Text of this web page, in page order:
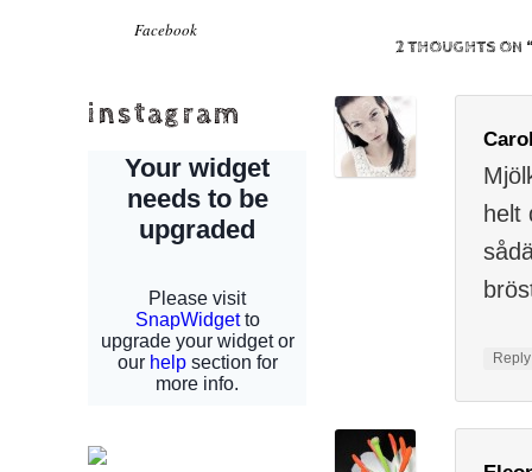
2 THOUGHTS ON
helt
Facebook
instagram